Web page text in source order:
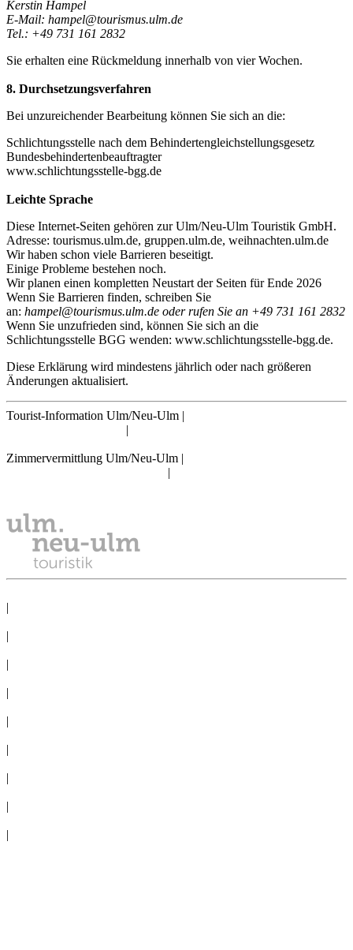
Kerstin Hampel
E-Mail: hampel@tourismus.ulm.de
Tel.: +49 731 161 2832
Sie erhalten eine Rückmeldung innerhalb von vier Wochen.
8. Durchsetzungsverfahren
Bei unzureichender Bearbeitung können Sie sich an die:
Schlichtungsstelle nach dem Behindertengleichstellungsgesetz
Bundesbehindertenbeauftragter
www.schlichtungsstelle-bgg.de
Leichte Sprache
Diese Internet-Seiten gehören zur Ulm/Neu-Ulm Touristik GmbH.
Adresse: tourismus.ulm.de, gruppen.ulm.de, weihnachten.ulm.de
Wir haben schon viele Barrieren beseitigt.
Einige Probleme bestehen noch.
Wir planen einen kompletten Neustart der Seiten für Ende 2026
Wenn Sie Barrieren finden, schreiben Sie
an: hampel@tourismus.ulm.de oder rufen Sie an +49 731 161 2832
Wenn Sie unzufrieden sind, können Sie sich an die
Schlichtungsstelle BGG wenden: www.schlichtungsstelle-bgg.de.
Diese Erklärung wird mindestens jährlich oder nach größeren
Änderungen aktualisiert.
Tourist-Information Ulm/Neu-Ulm |
|
Zimmervermittlung Ulm/Neu-Ulm |
|
|
|
|
|
|
|
|
|
|